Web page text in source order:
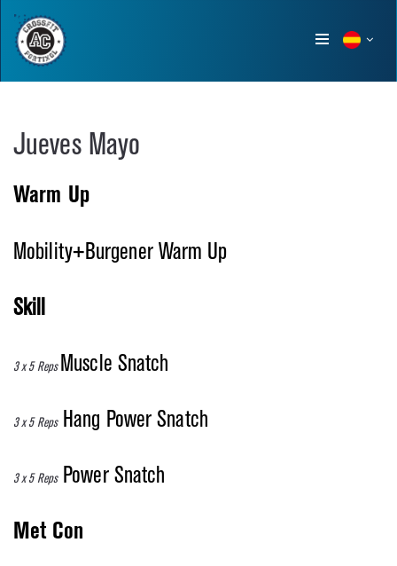
Show
Jueves Mayo
Warm Up
Mobility+Burgener Warm Up
Skill
3 x 5 Reps Muscle Snatch
3 x 5 RepsHang Power Snatch
3 x 5 RepsPower Snatch
Met Con